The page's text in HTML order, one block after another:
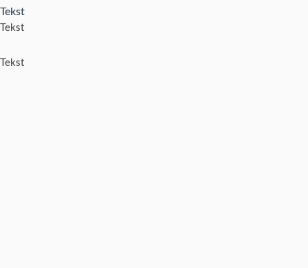
Tekst
Tekst
Tekst